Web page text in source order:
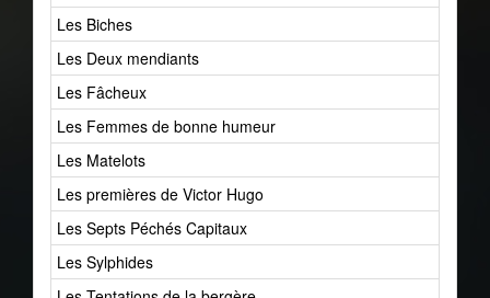
Les Biches
Les Deux mendiants
Les Fâcheux
Les Femmes de bonne humeur
Les Matelots
Les premières de Victor Hugo
Les Septs Péchés Capitaux
Les Sylphides